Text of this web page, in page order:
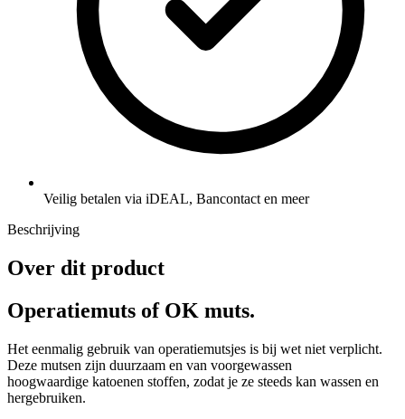
Veilig betalen via iDEAL, Bancontact en meer
Beschrijving
Over dit product
Operatiemuts of OK muts.
Het eenmalig gebruik van operatiemutsjes is bij wet niet verplicht.
Deze mutsen zijn duurzaam en van voorgewassen
hoogwaardige katoenen stoffen, zodat je ze steeds kan wassen en
hergebruiken.